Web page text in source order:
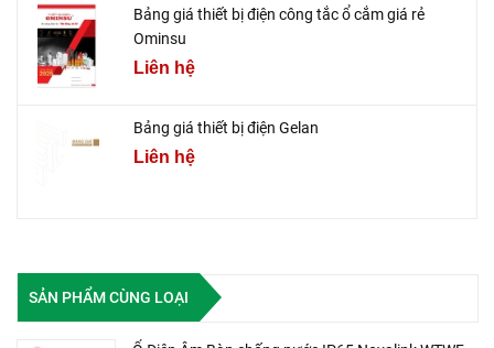
Bảng giá thiết bị điện công tắc ổ cắm giá rẻ
Ominsu
Liên hệ
Bảng giá thiết bị điện Gelan
Liên hệ
SẢN PHẨM CÙNG LOẠI